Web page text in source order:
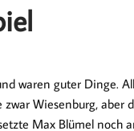
waren guter Dinge.
Wiesenburg, aber
Max Blümel noch